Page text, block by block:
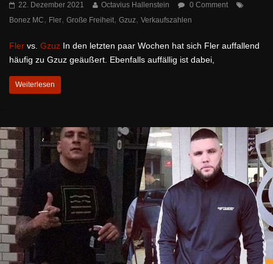
22. Dezember 2021 Octavius Hallenstein
0 Comment
Bonez MC, Fler, Große Freiheit, Gzuz, Verkaufszahlen
Fler vs. Gzuz In den letzten paar Wochen hat sich Fler auffallend
häufig zu Gzuz geäußert. Ebenfalls auffällig ist dabei,
Weiterlesen